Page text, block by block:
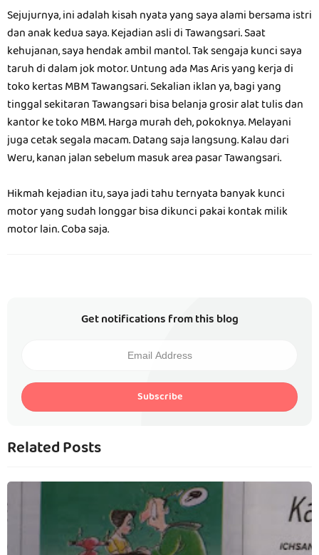
Sejujurnya, ini adalah kisah nyata yang saya alami bersama istri
dan anak kedua saya. Kejadian asli di Tawangsari. Saat
kehujanan, saya hendak ambil mantol. Tak sengaja kunci saya
taruh di dalam jok motor. Untung ada Mas Aris yang kerja di
toko kertas MBM Tawangsari. Sekalian iklan ya, bagi yang
tinggal sekitaran Tawangsari bisa belanja grosir alat tulis dan
kantor ke toko MBM. Harga murah deh, pokoknya. Melayani
juga cetak segala macam. Datang saja langsung. Kalau dari
Weru, kanan jalan sebelum masuk area pasar Tawangsari.
Hikmah kejadian itu, saya jadi tahu ternyata banyak kunci
motor yang sudah longgar bisa dikunci pakai kontak milik
motor lain. Coba saja.
Get notifications from this blog
Subscribe
Related Posts